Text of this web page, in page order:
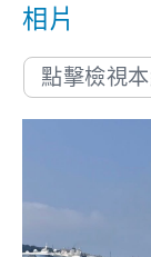
相片
點擊檢視